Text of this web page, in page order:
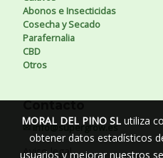
Abonos e Insecticidas
Cosecha y Secado
Parafernalia
CBD
Otros
Contacto
✉ info@supergrow.es
Aviso legal
MORAL DEL PINO SLutiliza
obtener datos estadísticos
usuarios y mejorar nuestros